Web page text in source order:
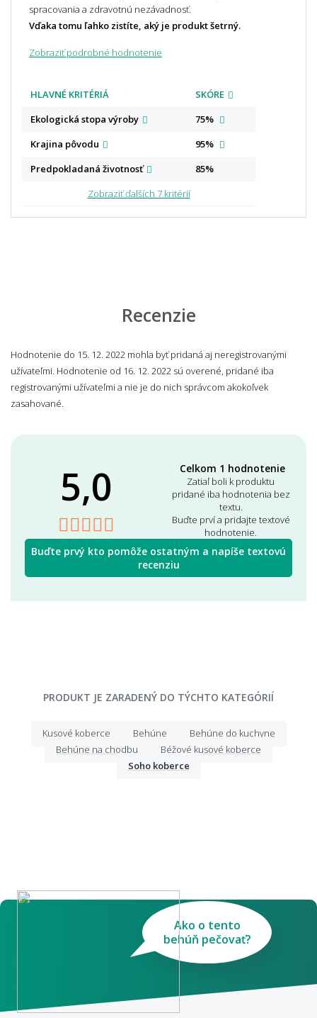
spracovania a zdravotnú nezávadnosť.
Vďaka tomu ľahko zistíte, aký je produkt šetrný.
Zobraziť podrobné hodnotenie
HLAVNÉ KRITÉRIÁ
SKÓRE
Ekologická stopa výroby
75%
Krajina pôvodu
95%
Predpokladaná životnosť
85%
Zobraziť ďalších 7 kritérií
Recenzie
Hodnotenie do 15. 12. 2022 mohla byť pridaná aj neregistrovanými
užívateľmi. Hodnotenie od 16. 12. 2022 sú overené, pridané iba
registrovanými užívateľmi a nie je do nich správcom akokoľvek
zasahované.
5,0 Celkom 1 hodnotenie
Zatiaľ boli k produktu
pridané iba hodnotenia bez
textu.
Buďte prví a pridajte textové
hodnotenie.
Buďte prvý kto pomôže ostatným a napíše textovú
recenziu
PRODUKT JE ZARADENÝ DO TÝCHTO KATEGÓRIÍ
Kusové koberce Behúne
Behúne do kuchyne
Behúne na chodbu
Béžové kusové koberce
Soho koberce
Ako o tento
behúň pečovať?